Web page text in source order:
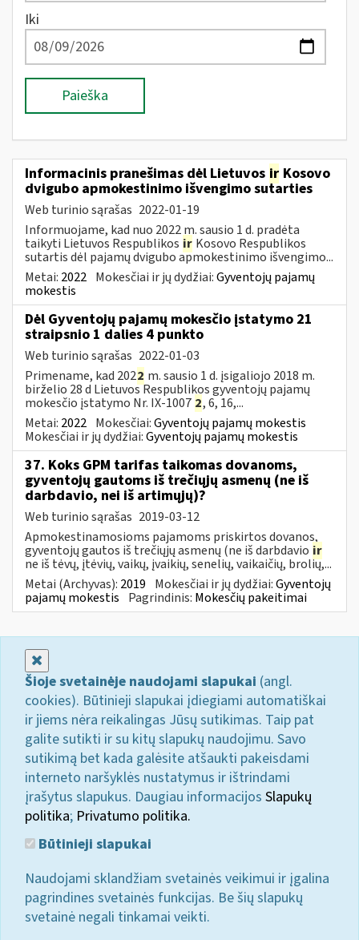
Iki
Paieška
Informacinis pranešimas dėl Lietuvos ir Kosovo
dvigubo apmokestinimo išvengimo sutarties
Web turinio sąrašas 2022-01-19
Informuojame, kad nuo 2022 m. sausio 1 d. pradėta
taikyti Lietuvos Respublikos ir Kosovo Respublikos
sutartis dėl pajamų dvigubo apmokestinimo išvengimo...
Metai: 2022 Mokesčiai ir jų dydžiai:Gyventojų pajamų
mokestis
Dėl Gyventojų pajamų mokesčio įstatymo 21
straipsnio 1 dalies 4 punkto
Web turinio sąrašas 2022-01-03
Primename, kad 2022 m. sausio 1 d. įsigaliojo 2018 m.
birželio 28 d Lietuvos Respublikos gyventojų pajamų
mokesčio įstatymo Nr. IX-1007 2, 6, 16,...
Metai: 2022 Mokesčiai:Gyventojų pajamų mokestis
Mokesčiai ir jų dydžiai:Gyventojų pajamų mokestis
37. Koks GPM tarifas taikomas dovanoms,
gyventojų gautoms iš trečiųjų asmenų (ne iš
darbdavio, nei iš artimųjų)?
Web turinio sąrašas 2019-03-12
Apmokestinamosioms pajamoms priskirtos dovanos,
gyventojų gautos iš trečiųjų asmenų (ne iš darbdavio ir
ne iš tėvų, įtėvių, vaikų, įvaikių, senelių, vaikaičių, brolių,...
Metai (Archyvas): 2019 Mokesčiai ir jų dydžiai:Gyventojų
pajamų mokestis Pagrindinis: Mokesčių pakeitimai
Šioje svetainėje naudojami slapukai (angl.
cookies). Būtinieji slapukai įdiegiami automatiškai
ir jiems nėra reikalingas Jūsų sutikimas. Taip pat
galite sutikti ir su kitų slapukų naudojimu. Savo
sutikimą bet kada galėsite atšaukti pakeisdami
interneto naršyklės nustatymus ir ištrindami
įrašytus slapukus. Daugiau informacijos Slapukų
politika; Privatumo politika.
Būtinieji slapukai
Naudojami sklandžiam svetainės veikimui ir įgalina
pagrindines svetainės funkcijas. Be šių slapukų
svetainė negali tinkamai veikti.